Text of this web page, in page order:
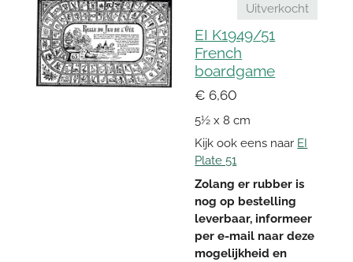
Uitverkocht
EI K1949/51
French
boardgame
€ 6,60
5½ x 8 cm
Kijk ook eens naar EI
Plate 51
Zolang er rubber is
nog op bestelling
leverbaar, informeer
per e-mail naar deze
mogelijkheid en